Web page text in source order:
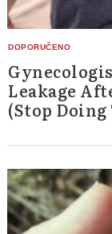
Leakage
(Stop